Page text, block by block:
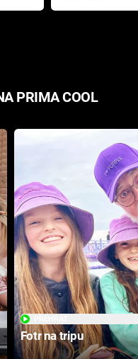
přichází s
PRIMA COOL
Fotr na tripu